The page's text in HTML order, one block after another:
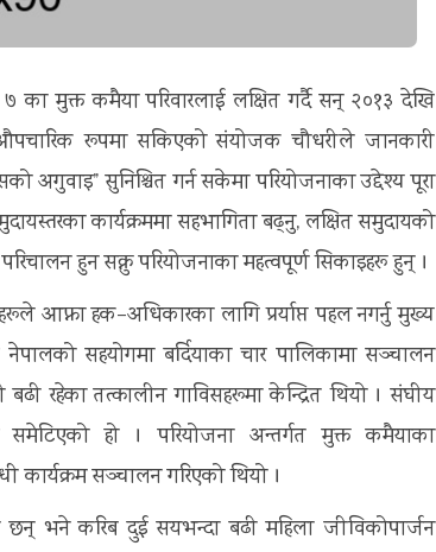
का मुक्त कमैया परिवारलाई लक्षित गर्दै सन् २०१३ देखि
रूपमा सकिएको संयोजक चौधरीले जानकारी
सुनिश्चित गर्न सकेमा परियोजनाका उद्देश्य पूरा
कार्यक्रममा सहभागिता बढ्नु, लक्षित समुदायको
हुन सक्नु परियोजनाका महत्वपूर्ण सिकाइहरू हुन् ।
आफ्ना हक–अधिकारका लागि प्रर्याप्त पहल नगर्नु मुख्य
सहयोगमा बर्दियाका चार पालिकामा सञ्चालन
रहेका तत्कालीन गाविसहरूमा केन्द्रित थियो । संघीय
समेटिएको हो । परियोजना अन्तर्गत मुक्त कमैयाका
कार्यक्रम सञ्चालन गरिएको थियो ।
भने करिब दुई सयभन्दा बढी महिला जीविकोपार्जन